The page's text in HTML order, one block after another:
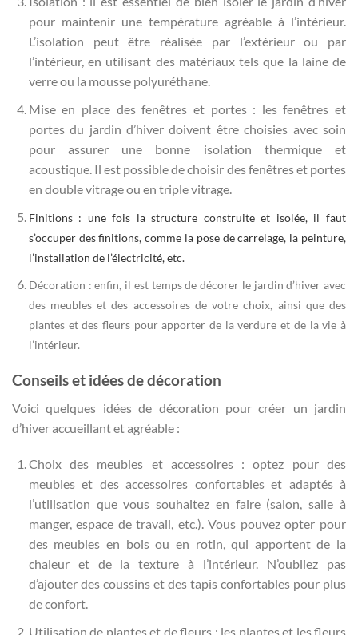
pour maintenir une température agréable à l’intérieur.
L’isolation peut être réalisée par l’extérieur ou par
l’intérieur, en utilisant des matériaux tels que la laine de
verre ou la mousse polyuréthane.
Mise en place des fenêtres et portes : les fenêtres et
portes du jardin d’hiver doivent être choisies avec soin
pour assurer une bonne isolation thermique et
acoustique. Il est possible de choisir des fenêtres et portes
en double vitrage ou en triple vitrage.
Finitions : une fois la structure construite et isolée, il faut
s’occuper des finitions, comme la pose de carrelage, la peinture,
l’installation de l’électricité, etc.
Décoration : enfin, il est temps de décorer le jardin d’hiver avec
des meubles et des accessoires de votre choix, ainsi que des
plantes et des fleurs pour apporter de la verdure et de la vie à
l’intérieur.
Conseils et idées de décoration
Voici quelques idées de décoration pour créer un jardin
d’hiver accueillant et agréable :
Choix des meubles et accessoires : optez pour des
meubles et des accessoires confortables et adaptés à
l’utilisation que vous souhaitez en faire (salon, salle à
manger, espace de travail, etc.). Vous pouvez opter pour
des meubles en bois ou en rotin, qui apportent de la
chaleur et de la texture à l’intérieur. N’oubliez pas
d’ajouter des coussins et des tapis confortables pour plus
de confort.
Utilisation de plantes et de fleurs : les plantes et les fleurs